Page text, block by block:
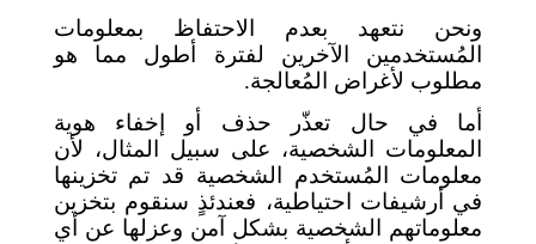
ونحن نتعهد بعدم الاحتفاظ بمعلومات
المُستخدمين الآخرين لفترة أطول مما هو
مطلوب لأغراض المُعالجة.
أما في حال تعذّر حذف أو إخفاء هوية
المعلومات الشخصية، على سبيل المثال، لأن
معلومات المُستخدم الشخصية قد تم تخزينها
في أرشيفات احتياطية، فعندئذٍ سنقوم بتخزين
معلوماتهم الشخصية بشكل آمن وعزلها عن أي